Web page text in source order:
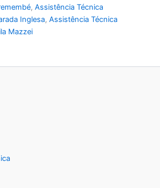
, Assistência Técnica
Inglesa, Assistência Técnica
Mazzei